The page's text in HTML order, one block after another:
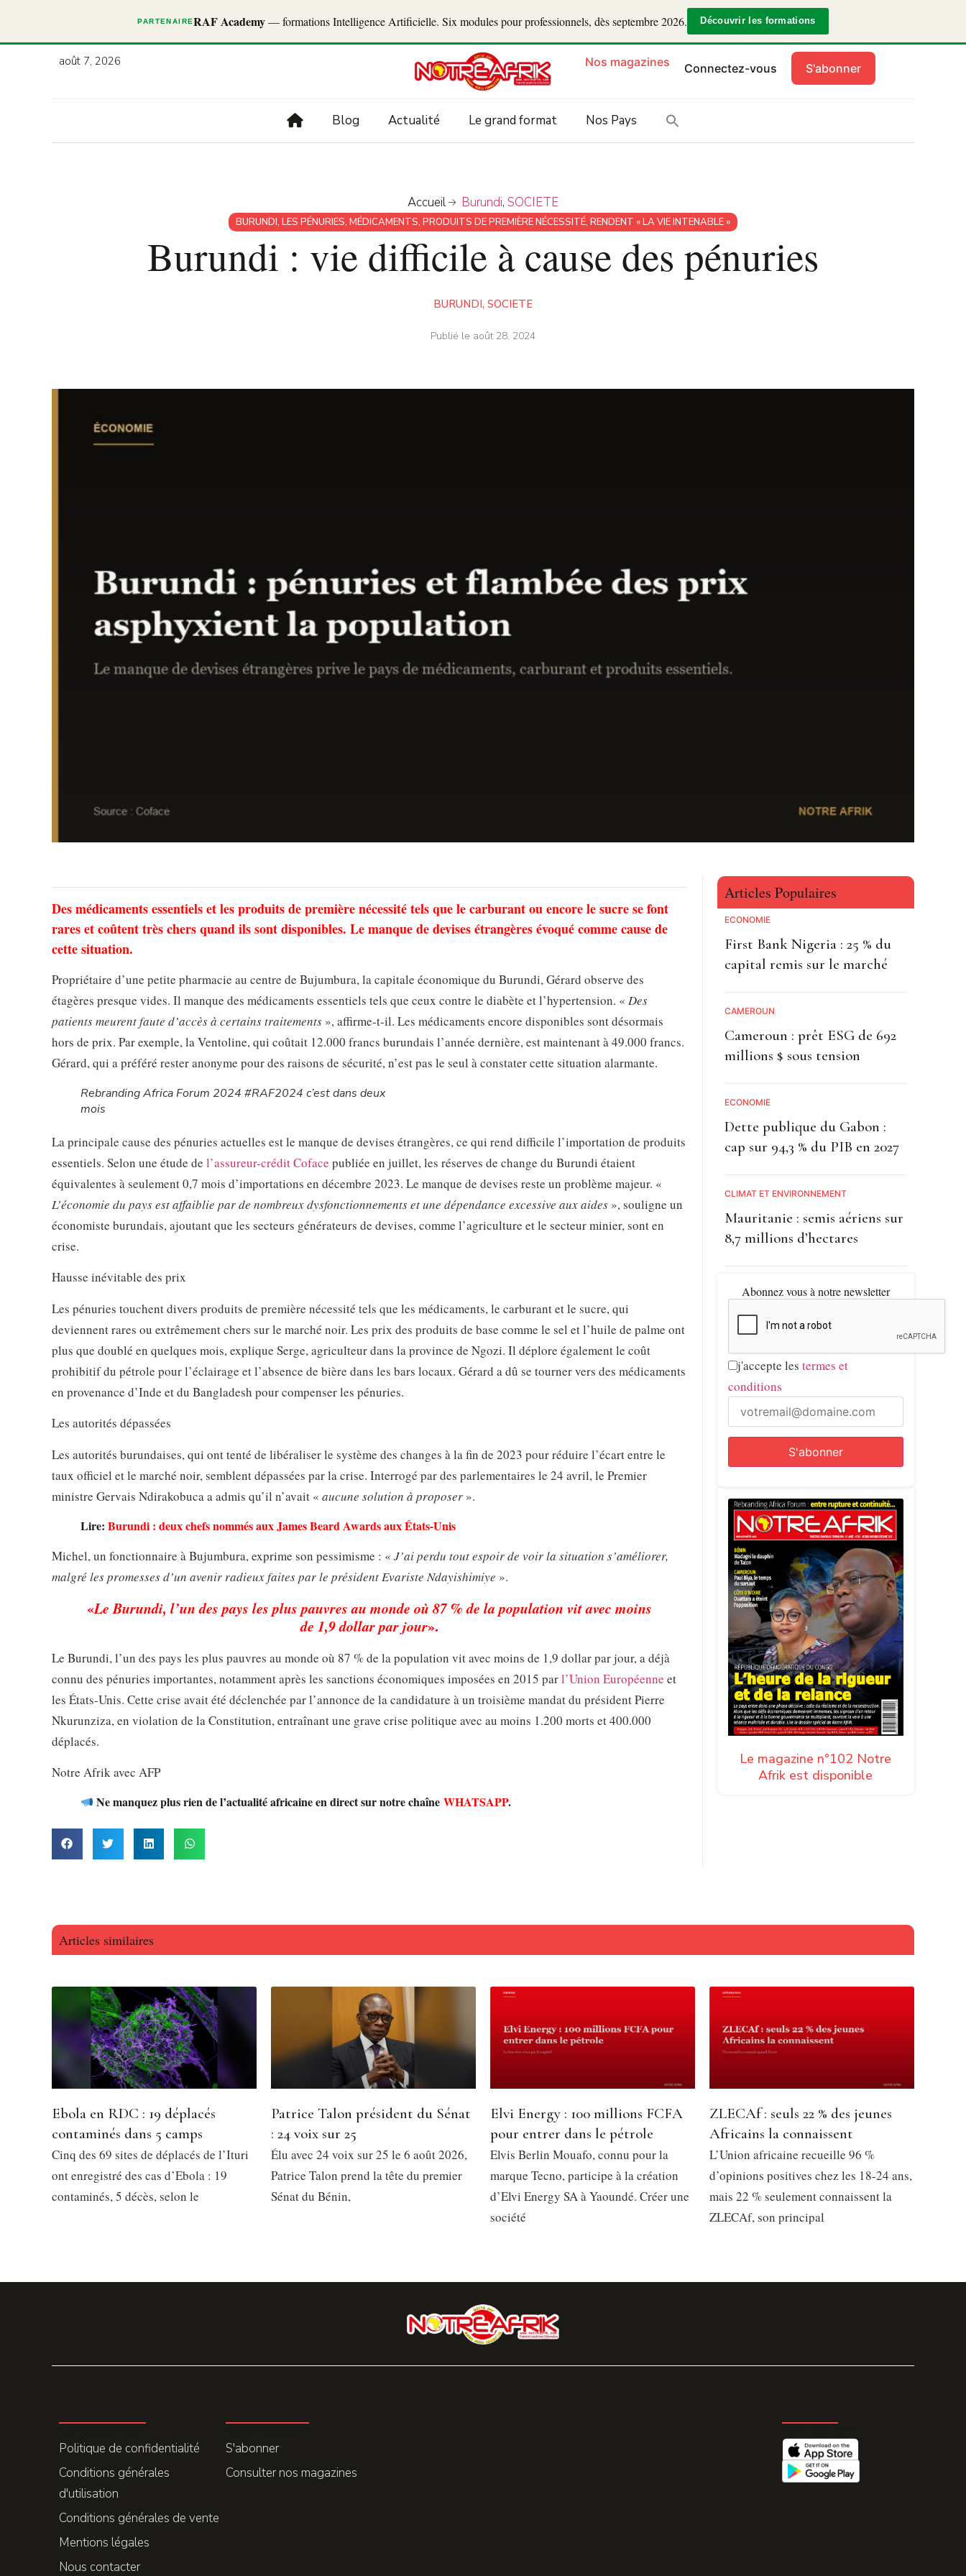
PARTENAIRERAF Academy— formations Intelligence Artificielle. Six modules pour professionnels, dès septembre 2026. Découvrir les formations
août 7, 2026 Nos magazines Connectez-vous S'abonner
Blog Actualité Le grand format Nos Pays
Accueil Burundi,SOCIETE
BURUNDI, LES PÉNURIES, MÉDICAMENTS, PRODUITS DE PREMIÈRE NÉCESSITÉ, RENDENT « LA VIE INTENABLE »
Burundi : vie difficile à cause des pénuries
BURUNDI, SOCIETE
Publié le août 28, 2024
Des médicaments essentiels et les produits de première nécessité tels que le carburant ou encore le sucre se font
rares et coûtent très chers quand ils sont disponibles. Le manque de devises étrangères évoqué comme cause de
cette situation.
Propriétaire d’une petite pharmacie au centre de Bujumbura, la capitale économique du Burundi, Gérard observe des
étagères presque vides. Il manque des médicaments essentiels tels que ceux contre le diabète et l’hypertension. « Des
patients meurent faute d’accès à certains traitements », affirme-t-il. Les médicaments encore disponibles sont désormais
hors de prix. Par exemple, la Ventoline, qui coûtait 12.000 francs burundais l’année dernière, est maintenant à 49.000 francs.
Gérard, qui a préféré rester anonyme pour des raisons de sécurité, n’est pas le seul à constater cette situation alarmante.
Rebranding Africa Forum 2024 #RAF2024 c’est dans deux
mois
La principale cause des pénuries actuelles est le manque de devises étrangères, ce qui rend difficile l’importation de produits
essentiels. Selon une étude de l’assureur-crédit Coface publiée en juillet, les réserves de change du Burundi étaient
équivalentes à seulement 0,7 mois d’importations en décembre 2023. Le manque de devises reste un problème majeur. «
L’économie du pays est affaiblie par de nombreux dysfonctionnements et une dépendance excessive aux aides », souligne un
économiste burundais, ajoutant que les secteurs générateurs de devises, comme l’agriculture et le secteur minier, sont en
crise.
Hausse inévitable des prix
Les pénuries touchent divers produits de première nécessité tels que les médicaments, le carburant et le sucre, qui
deviennent rares ou extrêmement chers sur le marché noir. Les prix des produits de base comme le sel et l’huile de palme ont
plus que doublé en quelques mois, explique Serge, agriculteur dans la province de Ngozi. Il déplore également le coût
prohibitif du pétrole pour l’éclairage et l’absence de bière dans les bars locaux. Gérard a dû se tourner vers des médicaments
en provenance d’Inde et du Bangladesh pour compenser les pénuries.
Les autorités dépassées
Les autorités burundaises, qui ont tenté de libéraliser le système des changes à la fin de 2023 pour réduire l’écart entre le
taux officiel et le marché noir, semblent dépassées par la crise. Interrogé par des parlementaires le 24 avril, le Premier
ministre Gervais Ndirakobuca a admis qu’il n’avait « aucune solution à proposer ».
Lire: Burundi : deux chefs nommés aux James Beard Awards aux États-Unis
Michel, un fonctionnaire à Bujumbura, exprime son pessimisme : « J’ai perdu tout espoir de voir la situation s’améliorer,
malgré les promesses d’un avenir radieux faites par le président Evariste Ndayishimiye ».
«Le Burundi, l’un des pays les plus pauvres au monde où 87 % de la population vit avec moins
de 1,9 dollar par jour».
Le Burundi, l’un des pays les plus pauvres au monde où 87 % de la population vit avec moins de 1,9 dollar par jour, a déjà
connu des pénuries importantes, notamment après les sanctions économiques imposées en 2015 parl’Union Européenne et
les États-Unis. Cette crise avait été déclenchée par l’annonce de la candidature à un troisième mandat du président Pierre
Nkurunziza, en violation de la Constitution, entraînant une grave crise politique avec au moins 1.200 morts et 400.000
déplacés.
Notre Afrik avec AFP
Ne manquez plus rien de l’actualité africaine en direct sur notre chaîneWHATSAPP.
Articles Populaires
ECONOMIE
First Bank Nigeria : 25 % du
capital remis sur le marché
CAMEROUN
Cameroun : prêt ESG de 692
millions $ sous tension
ECONOMIE
Dette publique du Gabon :
cap sur 94,3 % du PIB en 2027
CLIMAT ET ENVIRONNEMENT
Mauritanie : semis aériens sur
8,7 millions d’hectares
Abonnez vous à notre newsletter
j'accepte les termes et
conditions
Le magazine n°102 Notre
Afrik est disponible
Articles similaires
Ebola en RDC : 19 déplacés
contaminés dans 5 camps
Cinq des 69 sites de déplacés de l’Ituri
ont enregistré des cas d’Ebola : 19
contaminés, 5 décès, selon le
Patrice Talon président du Sénat
: 24 voix sur 25
Élu avec 24 voix sur 25 le 6 août 2026,
Patrice Talon prend la tête du premier
Sénat du Bénin,
Elvi Energy : 100 millions FCFA
pour entrer dans le pétrole
Elvis Berlin Mouafo, connu pour la
marque Tecno, participe à la création
d’Elvi Energy SA à Yaoundé. Créer une
société
ZLECAf : seuls 22 % des jeunes
Africains la connaissent
L’Union africaine recueille 96 %
d’opinions positives chez les 18-24 ans,
mais 22 % seulement connaissent la
ZLECAf, son principal
Politique de confidentialité
Conditions générales
d'utilisation
Conditions générales de vente
Mentions légales
Nous contacter
S'abonner
Consulter nos magazines